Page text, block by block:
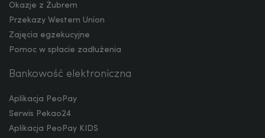
Okazje z Żubrem
Przekazy Western Union
Zajęcia egzekucyjne
Pomoc w spłacie zadłużenia
Bankowość elektroniczna
Aplikacja PeoPay
Serwis Pekao24
Aplikacja PeoPay KIDS